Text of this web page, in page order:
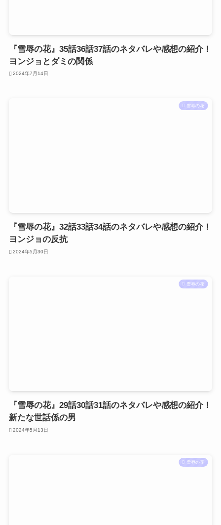
『雪辱の花』35話36話37話のネタバレや感想の紹介！
ヨンジョとダミの関係
2024年7月14日
雪辱の花
『雪辱の花』32話33話34話のネタバレや感想の紹介！
ヨンジョの反抗
2024年5月30日
雪辱の花
『雪辱の花』29話30話31話のネタバレや感想の紹介！
新たな世話係の男
2024年5月13日
雪辱の花